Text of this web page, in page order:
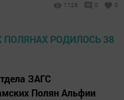
1126 0 0
ЗАГС
Полян Альфии